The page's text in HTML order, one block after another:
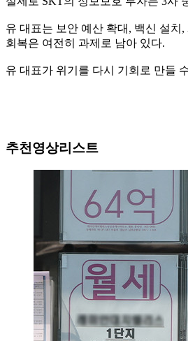
유 대표는 보안 예산 확대, 백신 설
회복은 여전히 과제로 남아 있다.
유 대표가 위기를 다시 기회로 만들
추천영상리스트